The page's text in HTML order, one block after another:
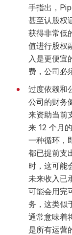
手指出，
甚至认股权
获得非常低
值进行股权
入是更便宜
费，公司必
过度依赖和
公司的财务
来资助当前
来 12 个月
一种循环，
都已提前支
时，这可能
未来收入已
可能会用完
务，这类似
通常意味着
是所有运营